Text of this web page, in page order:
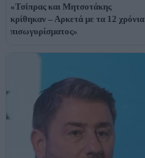
«Τσίπρας και Μητσοτάκης
κρίθηκαν – Αρκετά με τα 12 χρόνια
πισωγυρίσματος»